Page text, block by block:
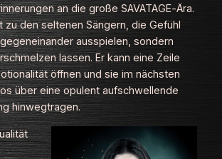
an die große SAVATAGE‑Ära.
zu den seltenen Sängern, die Gefühl
ausspielen, sondern
lassen. Er kann eine Zeile
öffnen und sie im nächsten
über eine opulent aufschwellende
hinwegtragen.